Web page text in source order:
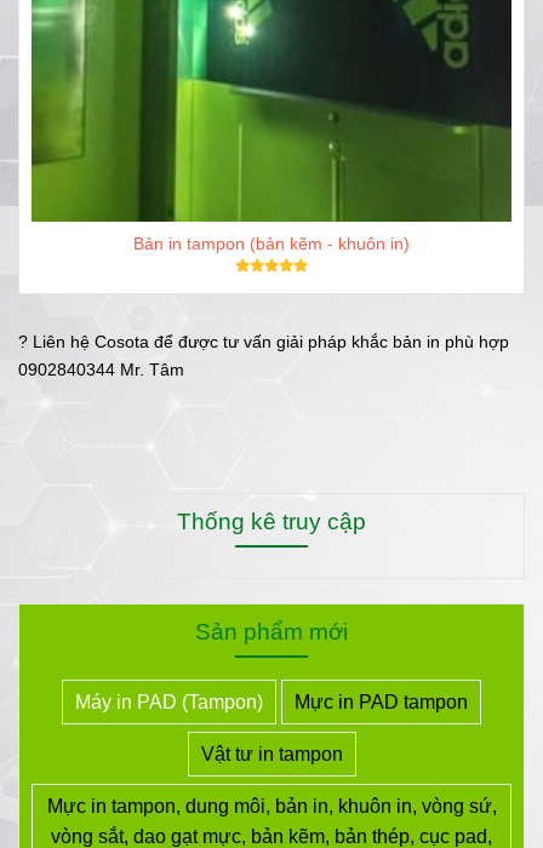
Bản in tampon (bản kẽm - khuôn in)
? Liên hệ Cosota để được tư vấn giải pháp khắc bản in phù hợp
0902840344 Mr. Tâm
Thống kê truy cập
Sản phẩm mới
Máy in PAD (Tampon) Mực in PAD tampon
Vật tư in tampon
Mực in tampon, dung môi, bản in, khuôn in, vòng sứ,
vòng sắt, dao gạt mực, bản kẽm, bản thép, cục pad,